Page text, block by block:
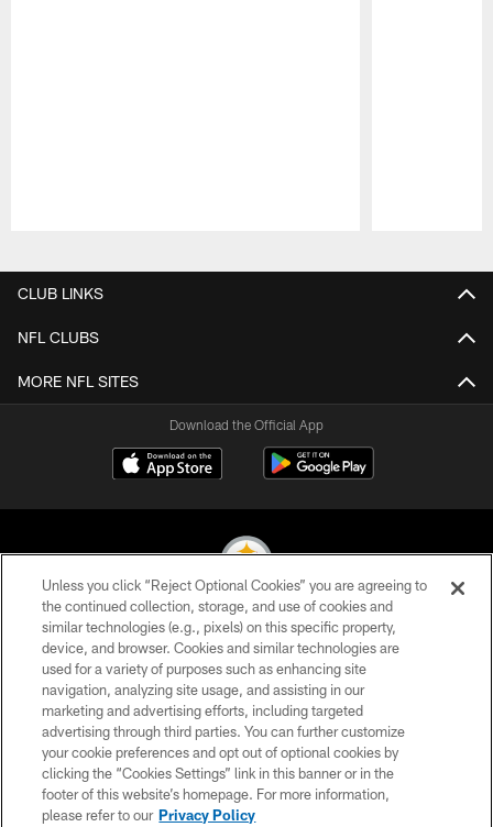
CLUB LINKS
NFL CLUBS
MORE NFL SITES
Download the Official App
© 2026 Pittsburgh Steelers. All Rights Reserved
PRIVACY POLICY
TERMS OF USE
ACCESSIBILITY
CONTACT US
SITE MAP
Unless you click “Reject Optional Cookies” you are agreeing to
the continued collection, storage, and use of cookies and
similar technologies (e.g., pixels) on this specific property,
device, and browser. Cookies and similar technologies are
used for a variety of purposes such as enhancing site
navigation, analyzing site usage, and assisting in our
marketing and advertising efforts, including targeted
advertising through third parties. You can further customize
your cookie preferences and opt out of optional cookies by
clicking the “Cookies Settings” link in this banner or in the
footer of this website’s homepage. For more information,
please refer to our Privacy Policy